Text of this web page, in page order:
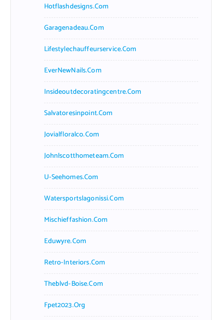
Hotflashdesigns.com
Garagenadeau.com
Lifestylechauffeurservice.com
EverNewNails.com
Insideoutdecoratingcentre.com
Salvatoresinpoint.com
Jovialfloralco.com
Johnlscotthometeam.com
U-Seehomes.com
Watersportslagonissi.com
Mischieffashion.com
Eduwyre.com
Retro-Interiors.com
Theblvd-Boise.com
Fpet2023.org